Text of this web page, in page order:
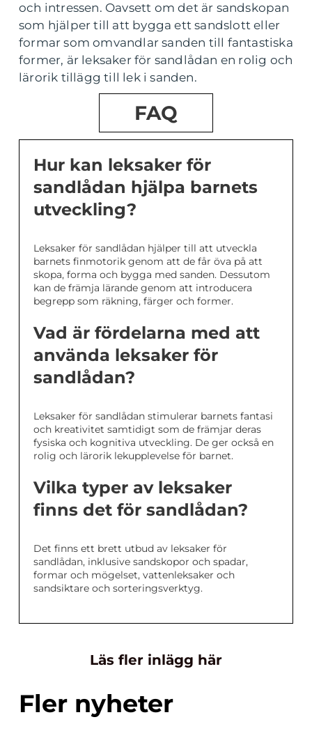
och intressen. Oavsett om det är sandskopan
som hjälper till att bygga ett sandslott eller
formar som omvandlar sanden till fantastiska
former, är leksaker för sandlådan en rolig och
lärorik tillägg till lek i sanden.
FAQ
Hur kan leksaker för
sandlådan hjälpa barnets
utveckling?
Leksaker för sandlådan hjälper till att utveckla
barnets finmotorik genom att de får öva på att
skopa, forma och bygga med sanden. Dessutom
kan de främja lärande genom att introducera
begrepp som räkning, färger och former.
Vad är fördelarna med att
använda leksaker för
sandlådan?
Leksaker för sandlådan stimulerar barnets fantasi
och kreativitet samtidigt som de främjar deras
fysiska och kognitiva utveckling. De ger också en
rolig och lärorik lekupplevelse för barnet.
Vilka typer av leksaker
finns det för sandlådan?
Det finns ett brett utbud av leksaker för
sandlådan, inklusive sandskopor och spadar,
formar och mögelset, vattenleksaker och
sandsiktare och sorteringsverktyg.
Läs fler inlägg här
Fler nyheter